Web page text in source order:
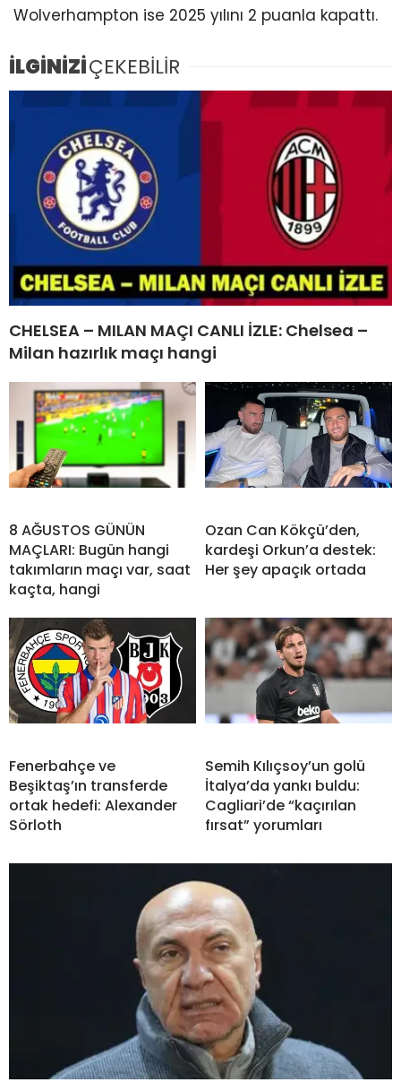
Wolverhampton ise 2025 yılını 2 puanla kapattı.
İLGİNİZİÇEKEBİLİR
CHELSEA – MILAN MAÇI CANLI İZLE: Chelsea –
Milan hazırlık maçı hangi
8 AĞUSTOS GÜNÜN
MAÇLARI: Bugün hangi
takımların maçı var, saat
kaçta, hangi
Ozan Can Kökçü’den,
kardeşi Orkun’a destek:
Her şey apaçık ortada
Fenerbahçe ve
Beşiktaş’ın transferde
ortak hedefi: Alexander
Sörloth
Semih Kılıçsoy’un golü
İtalya’da yankı buldu:
Cagliari’de “kaçırılan
fırsat” yorumları